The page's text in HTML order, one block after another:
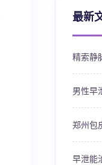
最新
精索静
男性早
郑州包
早泄能